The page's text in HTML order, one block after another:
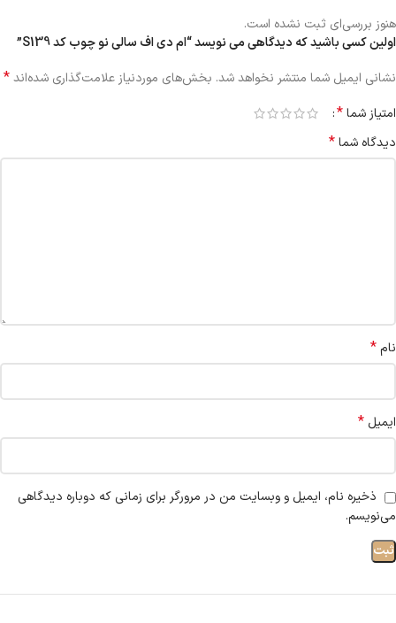
هنوز بررسی‌ای ثبت نشده است.
اولین کسی باشید که دیدگاهی می نویسد “ام دی اف سالی نو چوب کد S139”
نشانی ایمیل شما منتشر نخواهد شد. بخش‌های موردنیاز علامت‌گذاری شده‌اند*
امتیاز شما*
دیدگاه شما*
نام*
ایمیل *
ذخیره نام، ایمیل و وبسایت من در مرورگر برای زمانی که دوباره دیدگاهی
می‌نویسم.